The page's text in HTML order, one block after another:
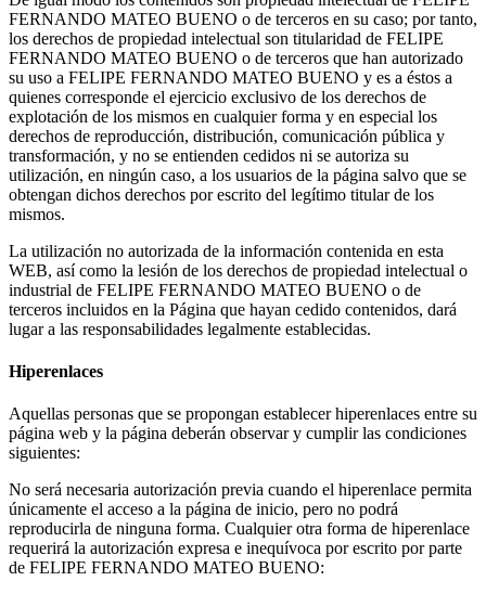
FERNANDO MATEO BUENO o de terceros en su caso; por tanto,
los derechos de propiedad intelectual son titularidad de FELIPE
FERNANDO MATEO BUENO o de terceros que han autorizado
su uso a FELIPE FERNANDO MATEO BUENO y es a éstos a
quienes corresponde el ejercicio exclusivo de los derechos de
explotación de los mismos en cualquier forma y en especial los
derechos de reproducción, distribución, comunicación pública y
transformación, y no se entienden cedidos ni se autoriza su
utilización, en ningún caso, a los usuarios de la página salvo que se
obtengan dichos derechos por escrito del legítimo titular de los
mismos.
La utilización no autorizada de la información contenida en esta
WEB, así como la lesión de los derechos de propiedad intelectual o
industrial de FELIPE FERNANDO MATEO BUENO o de
terceros incluidos en la Página que hayan cedido contenidos, dará
lugar a las responsabilidades legalmente establecidas.
Hiperenlaces
Aquellas personas que se propongan establecer hiperenlaces entre su
página web y la página deberán observar y cumplir las condiciones
siguientes:
No será necesaria autorización previa cuando el hiperenlace permita
únicamente el acceso a la página de inicio, pero no podrá
reproducirla de ninguna forma. Cualquier otra forma de hiperenlace
requerirá la autorización expresa e inequívoca por escrito por parte
de FELIPE FERNANDO MATEO BUENO: